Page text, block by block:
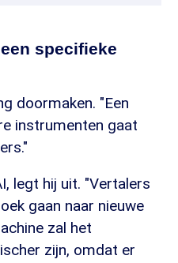
specifieke
doormaken. "Een
instrumenten gaat
legt hij uit. "Vertalers
gaan naar nieuwe
zal het
zijn, omdat er